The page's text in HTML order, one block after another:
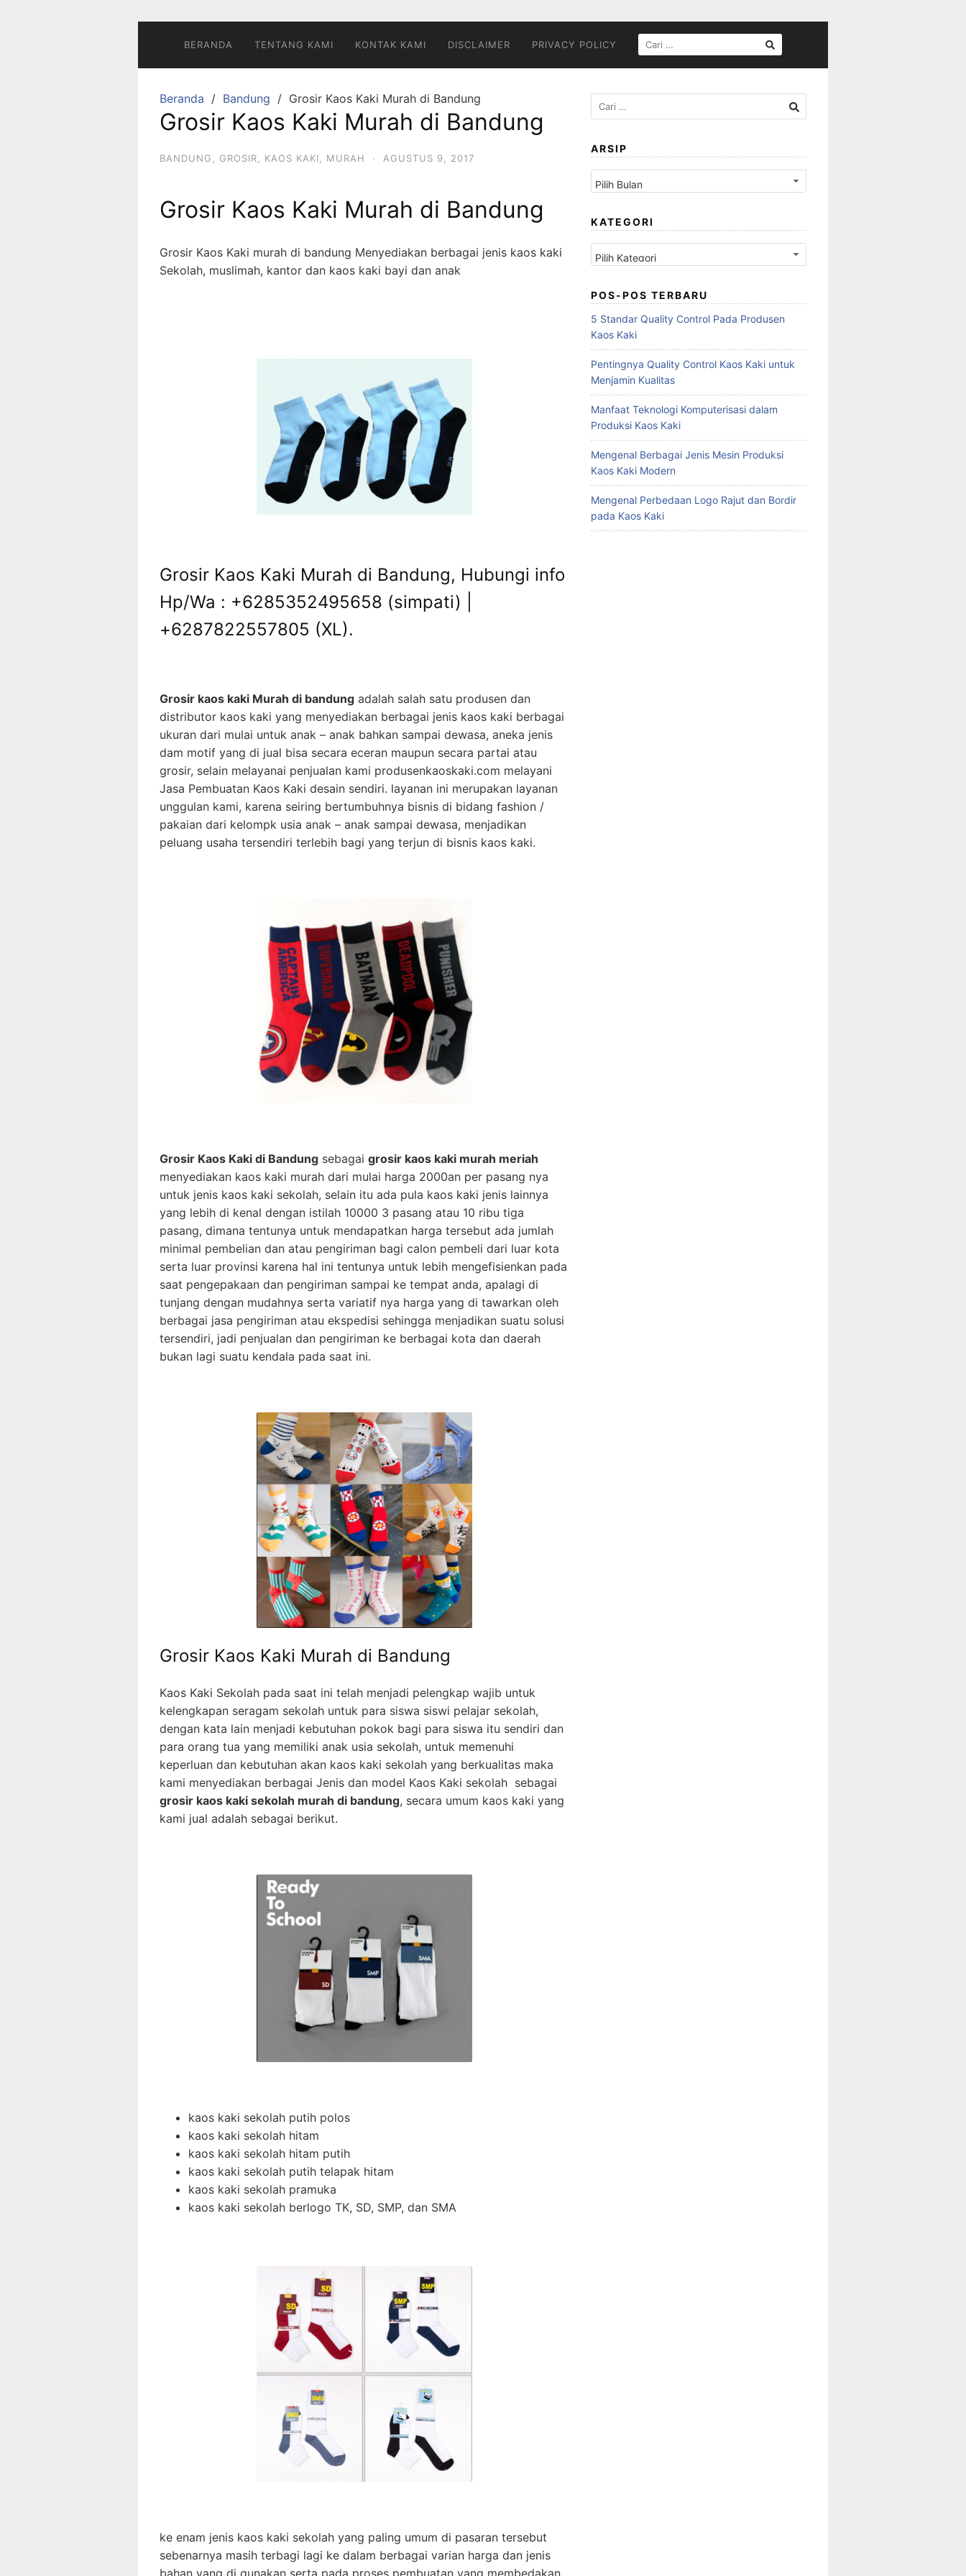
BERANDA TENTANG KAMI KONTAK KAMI DISCLAIMER PRIVACY POLICY
UNTUK:
Beranda Bandung Grosir Kaos Kaki Murah di Bandung
Grosir Kaos Kaki Murah di Bandung
BANDUNG GROSIR KAOS KAKI MURAH · AGUSTUS 9, 2017
Grosir Kaos Kaki Murah di Bandung
Grosir Kaos Kaki murah di bandung Menyediakan berbagai jenis kaos kaki
Sekolah, muslimah, kantor dan kaos kaki bayi dan anak
Grosir Kaos Kaki Murah di Bandung, Hubungi info
Hp/Wa : +6285352495658 (simpati) |
+6287822557805 (XL).
Grosir kaos kaki Murah di bandung adalah salah satu produsen dan
distributor kaos kaki yang menyediakan berbagai jenis kaos kaki berbagai
ukuran dari mulai untuk anak – anak bahkan sampai dewasa, aneka jenis
dam motif yang di jual bisa secara eceran maupun secara partai atau
grosir, selain melayanai penjualan kami produsenkaoskaki.com melayani
Jasa Pembuatan Kaos Kaki desain sendiri. layanan ini merupakan layanan
unggulan kami, karena seiring bertumbuhnya bisnis di bidang fashion /
pakaian dari kelompk usia anak – anak sampai dewasa, menjadikan
peluang usaha tersendiri terlebih bagi yang terjun di bisnis kaos kaki.
Grosir Kaos Kaki di Bandung sebagai grosir kaos kaki murah meriah
menyediakan kaos kaki murah dari mulai harga 2000an per pasang nya
untuk jenis kaos kaki sekolah, selain itu ada pula kaos kaki jenis lainnya
yang lebih di kenal dengan istilah 10000 3 pasang atau 10 ribu tiga
pasang, dimana tentunya untuk mendapatkan harga tersebut ada jumlah
minimal pembelian dan atau pengiriman bagi calon pembeli dari luar kota
serta luar provinsi karena hal ini tentunya untuk lebih mengefisienkan pada
saat pengepakaan dan pengiriman sampai ke tempat anda, apalagi di
tunjang dengan mudahnya serta variatif nya harga yang di tawarkan oleh
berbagai jasa pengiriman atau ekspedisi sehingga menjadikan suatu solusi
tersendiri, jadi penjualan dan pengiriman ke berbagai kota dan daerah
bukan lagi suatu kendala pada saat ini.
Grosir Kaos Kaki Murah di Bandung
Kaos Kaki Sekolah pada saat ini telah menjadi pelengkap wajib untuk
kelengkapan seragam sekolah untuk para siswa siswi pelajar sekolah,
dengan kata lain menjadi kebutuhan pokok bagi para siswa itu sendiri dan
para orang tua yang memiliki anak usia sekolah, untuk memenuhi
keperluan dan kebutuhan akan kaos kaki sekolah yang berkualitas maka
kami menyediakan berbagai Jenis dan model Kaos Kaki sekolah sebagai
grosir kaos kaki sekolah murah di bandung, secara umum kaos kaki yang
kami jual adalah sebagai berikut.
kaos kaki sekolah putih polos
kaos kaki sekolah hitam
kaos kaki sekolah hitam putih
kaos kaki sekolah putih telapak hitam
kaos kaki sekolah pramuka
kaos kaki sekolah berlogo TK, SD, SMP, dan SMA
ke enam jenis kaos kaki sekolah yang paling umum di pasaran tersebut
sebenarnya masih terbagi lagi ke dalam berbagai varian harga dan jenis
bahan yang di gunakan serta pada proses pembuatan yang membedakan,
Cari
untuk:
ARSIP
Arsip
KATEGORI
Kategori
POS-POS TERBARU
5 Standar Quality Control Pada Produsen
Kaos Kaki
Pentingnya Quality Control Kaos Kaki untuk
Menjamin Kualitas
Manfaat Teknologi Komputerisasi dalam
Produksi Kaos Kaki
Mengenal Berbagai Jenis Mesin Produksi
Kaos Kaki Modern
Mengenal Perbedaan Logo Rajut dan Bordir
pada Kaos Kaki